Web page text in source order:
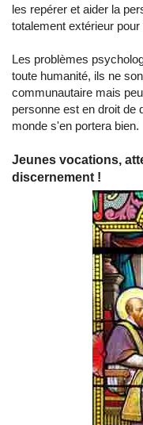
les repérer et aider la
totalement extérieur
Les problèmes
toute humanité, ils ne
communautaire mais
personne est en droit de
monde s'en portera bien.
Jeunes vocations,
discernement !